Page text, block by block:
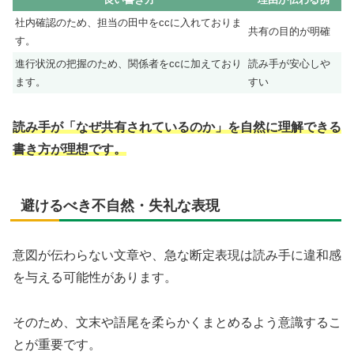
社内確認のため、担当の田中をccに入れておりま
す。
共有の目的が明確
進行状況の把握のため、関係者をccに加えており
ます。
読み手が安心しや
すい
読み手が「なぜ共有されているのか」を自然に理解できる
書き方が理想です。
避けるべき不自然・失礼な表現
意図が伝わらない文章や、急な断定表現は読み手に違和感
を与える可能性があります。
そのため、文末や語尾を柔らかくまとめるよう意識するこ
とが重要です。